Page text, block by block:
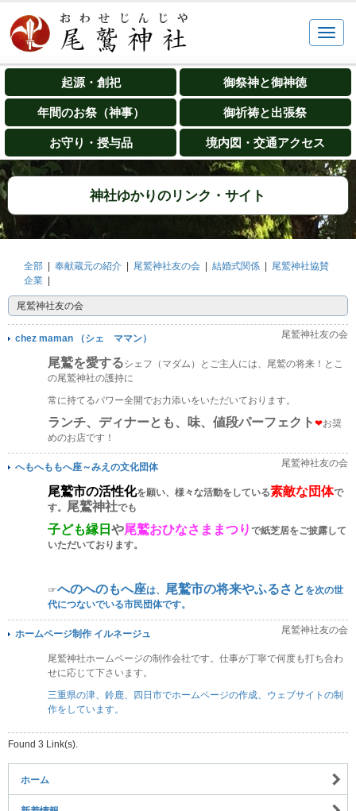
起源・創祀 御祭神と御神徳
年間のお祭（神事） 御祈祷と出張祭
お守り・授与品 境内図・交通アクセス
神社ゆかりのリンク・サイト
全部 奉献蔵元の紹介 尾鷲神社友の会 結婚式関係
尾鷲神社協賛
企業
尾鷲神社友の会
chez maman （シェ ママン） 尾鷲神社友の会
尾鷲を愛するシェフ（マダム）とご主人には、尾鷲の将来！とこ
の尾鷲神社の護持に
常に持てるパワー全開でお力添いをいただいております。
ランチ、ディナーとも、味、値段パーフェクト ❤お奨
めのお店です！
へもへももへ座～みえの文化団体 尾鷲神社友の会
尾鷲市の活性化を願い、様々な活動をしている素敵な団体で
す。
尾鷲神社でも
子ども縁日 や尾鷲おひなさままつり で紙芝居をご披露して
いただいております。
☞へのへのもへ座は、 尾鷲市の将来やふるさと を次の世
代につないでいる市民団体です。
ホームページ制作 イルネージュ 尾鷲神社友の会
尾鷲神社ホームページの制作会社です。仕事が丁寧で何度も打ち合わ
せに応じて下さいます。
三重県の津、鈴鹿、四日市でホームページの作成、ウェブサイトの制
作をしています。
Found 3 Link(s).
ホーム